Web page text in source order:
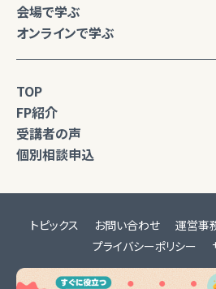
会場で学ぶ
オンラインで学ぶ
TOP
FP紹介
受講者の声
個別相談申込
トピックス お問い合わせ 運営事
プライバシーポリシー